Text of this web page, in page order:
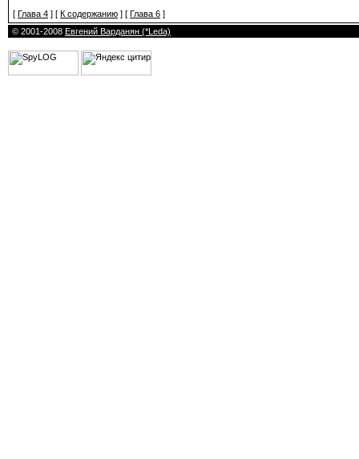
[ Глава 4 ] [ К содержанию ] [ Глава 6 ]
© 2001-2008 Евгений Варданян (*Leda)